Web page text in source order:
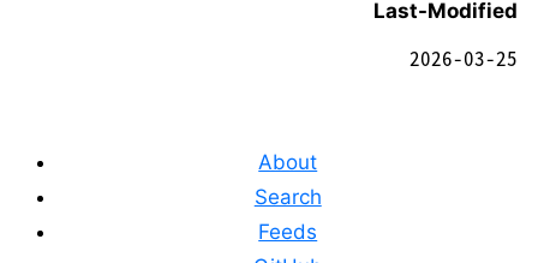
Last-Modified
2026-03-25
About
Search
Feeds